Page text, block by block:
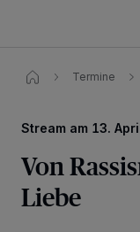
Termine
Stream am 13.
Von
Liebe